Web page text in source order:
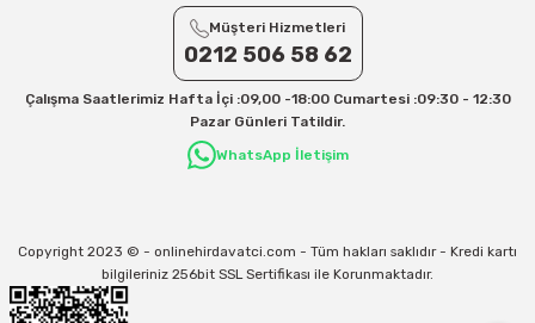
Yurtiçi Kargo için 30 Desi sonrası her +1 Desi: 13 TL
Aras Kargo için 30 Desi sonrası her +1 Desi: 17 TL
Kargo ve teslimat süreçleriyle ilgili tüm sorularınız için bizimle iletişime
31/12/2026 Tarihine Kadar Geçerlidir
Müşteri Hizmetleri
0212 506 58 62
Çalışma Saatlerimiz Hafta İçi :09,00 -18:00 Cumartesi :09:30 - 12:30
Pazar Günleri Tatildir.
WhatsApp İletişim
Copyright 2023 © - onlinehirdavatci.com - Tüm hakları saklıdır - Kredi kartı
bilgileriniz 256bit SSL Sertifikası ile Korunmaktadır.